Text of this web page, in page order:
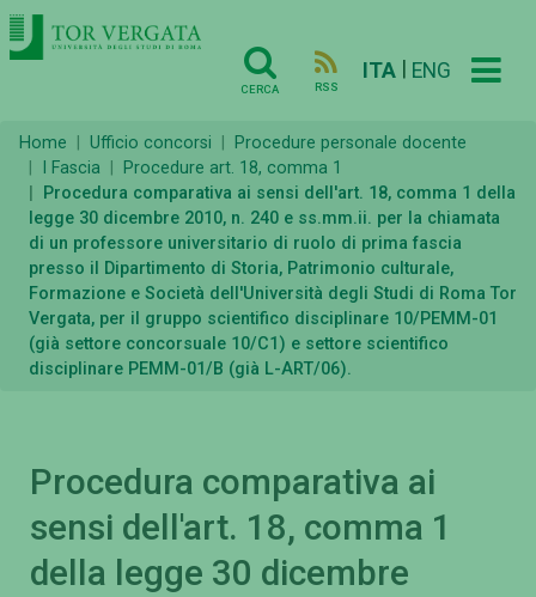
CERCA RSS
ITA ENG
Home Ufficio concorsi
Procedure personale docente
I Fascia
Procedure art. 18, comma 1
Procedura comparativa ai sensi dell'art. 18, comma 1 della
legge 30 dicembre 2010, n. 240 e ss.mm.ii. per la chiamata
di un professore universitario di ruolo di prima fascia
presso il Dipartimento di Storia, Patrimonio culturale,
Formazione e Società dell'Università degli Studi di Roma Tor
Vergata, per il gruppo scientifico disciplinare 10/PEMM-01
(già settore concorsuale 10/C1) e settore scientifico
disciplinare PEMM-01/B (già L-ART/06).
Procedura comparativa ai
sensi dell'art. 18, comma 1
della legge 30 dicembre